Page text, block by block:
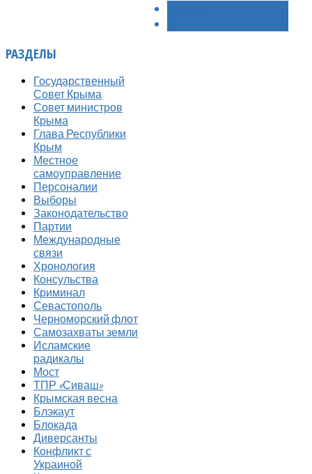
РАЗДЕЛЫ
Государственный
Совет Крыма
Совет министров
Крыма
Глава Республики
Крым
Местное
самоуправление
Персоналии
Выборы
Законодательство
Партии
Международные
связи
Хронология
Консульства
Криминал
Севастополь
Черноморский флот
Самозахваты земли
Исламские
радикалы
Мост
ТПР «Сиваш»
Крымская весна
Блэкаут
Блокада
Диверсанты
Конфликт с
Украиной